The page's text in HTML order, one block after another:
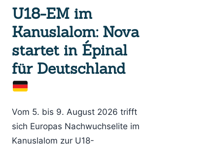
U18-EM im
Kanuslalom: Nova
startet in Épinal
für Deutschland
Vom 5. bis 9. August 2026 trifft
sich Europas Nachwuchselite im
Kanuslalom zur U18-